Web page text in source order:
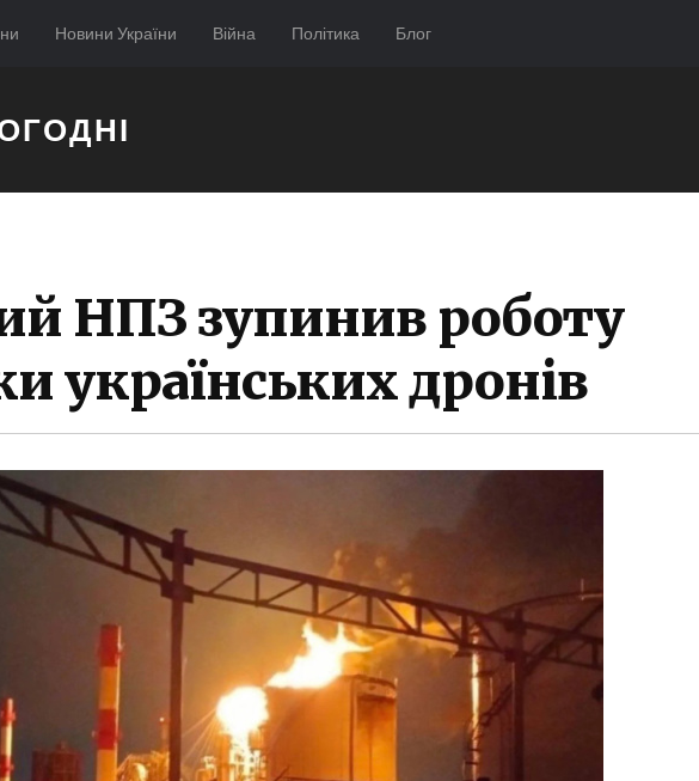
Новини України Війна Політика Блог
НПЗ зупинив роботу
українських дронів